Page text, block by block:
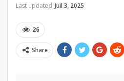
Last updated Juil 3, 2025
26
Share